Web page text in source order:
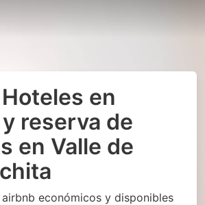
en
reserva de
en Valle de
airbnb económicos y disponibles